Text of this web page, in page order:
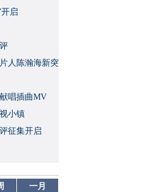
启
人陈瀚海新突
唱插曲MV
小镇
征集开启
一月